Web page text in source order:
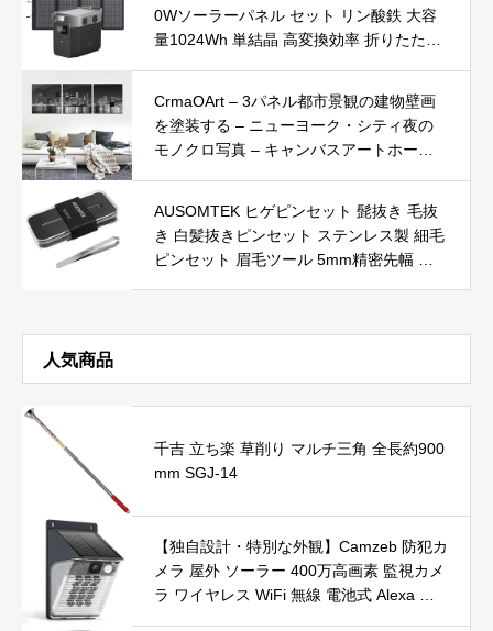
0Wソーラーパネル セット リン酸鉄 大容
量1024Wh 単結晶 高変換効率 折りたたみ
W 急速充電 1.2時間フル充電 アプリ対応
(サージ2250W) 車中泊 薄型 コンパクト 防
災 ポータブル電源用
CrmaOArt – 3パネル都市景観の建物壁画
を塗装する – ニューヨーク・シティ夜の
モノクロ写真 – キャンバスアートホーム
AUSOMTEK ヒゲピンセット 髭抜き 毛抜
き 白髪抜きピンセット ステンレス製 細毛
ピンセット 眉毛ツール 5mm精密先幅 ク
人気商品
千吉 立ち楽 草削り マルチ三角 全長約900
mm SGJ-14
【独自設計・特別な外観】Camzeb 防犯カ
メラ 屋外 ソーラー 400万高画素 監視カメ
ラ ワイヤレス WiFi 無線 電池式 Alexa 赤